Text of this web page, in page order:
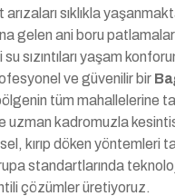
sıklıkla
gelen ani boru
su sızıntıları yaşam
ve güvenilir bir
tüm mahallelerine
uzman kadromuzla
kırıp döken yöntemleri
standartlarında
çözümler üretiyoruz.